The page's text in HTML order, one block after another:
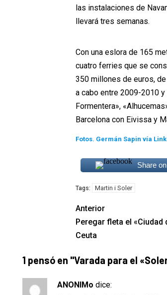
las instalaciones de
llevará tres semanas.
Con una eslora de 165
cuatro ferries que se
350 millones de euros,
a cabo entre 2009-2010
Formentera»,
Barcelona con Eivissa y
Fotos. Germán Sapin vía
Share
Tags: Martin i Soler
Anterior
Peregar fleta el «Ciudad
Ceuta
1 pensó en "Varada para el
ANONIMo dice: